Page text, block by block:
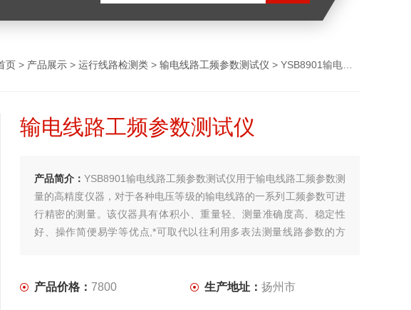
页 > 产品展示 > 运行线路检测类 > 输电线路工频参数测试仪 > YSB8901输电线路工频参数测试仪
输电线路工频参数测试仪
产品简介： YSB8901输电线路工频参数测试仪用于输电线路工频参数测
量的高精度仪器，对于各种电压等级的输电线路的一系列工频参数可进
行精密的测量。该仪器具有体积小、重量轻、测量准确度高、稳定性
好、操作简便易学等优点,*可取代以往利用多表法测量线路参数的方
产品价格： 7800 生产地址： 扬州市